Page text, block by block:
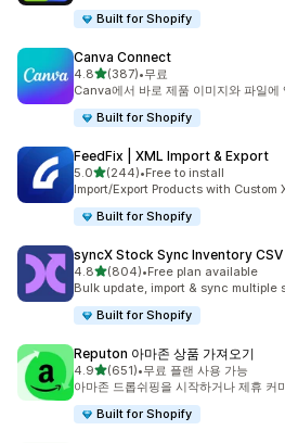
Built for Shopify
Canva Connect
4.8별 5개 중
(387)
총 리뷰 387개
•무료
Canva에서 바로 제품 이미지와 파일에
Built for Shopify
FeedFix | XML Import & Export
5.0별 5개 중
(244)
총 리뷰 244개
•Free to install
Import/Export Products with
Built for Shopify
syncX Stock Sync Inventory CSV
4.8별 5개 중
(804)
총 리뷰 804개
•Free plan available
Bulk update, import & sync
Built for Shopify
Reputon 아마존 상품 가져오기
4.9별 5개 중
(651)
총 리뷰 651개
•무료 플랜 사용 가능
아마존 드롭쉬핑을 시작하거나 제휴 커
Built for Shopify